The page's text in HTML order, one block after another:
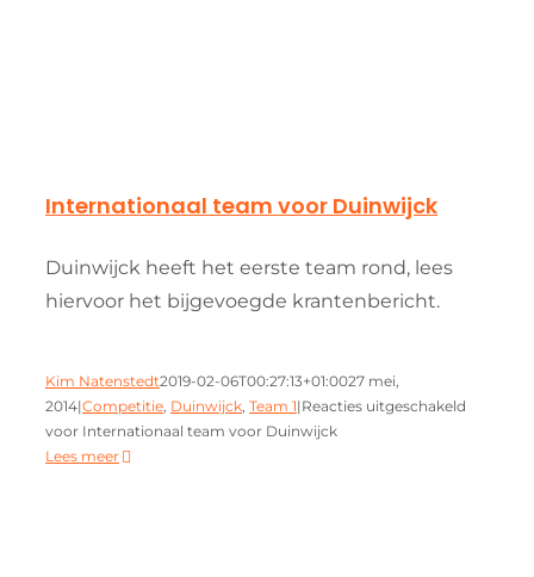
Internationaal team voor Duinwijck
Duinwijck heeft het eerste team rond, lees
hiervoor het bijgevoegde krantenbericht.
Kim Natenstedt2019-02-06T00:27:13+01:0027 mei,
2014|Competitie, Duinwijck, Team 1|Reacties uitgeschakeld
voor Internationaal team voor Duinwijck
Lees meer